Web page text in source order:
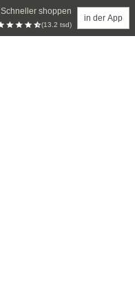
Schneller shoppen
(13.2 tsd)
in der App